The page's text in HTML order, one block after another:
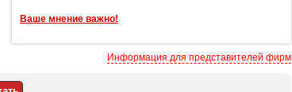
Ваше мнение важно!
Информация для представителей фирм